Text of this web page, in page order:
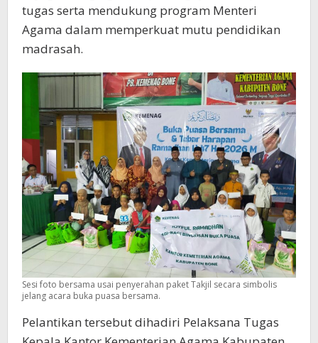
tugas serta mendukung program Menteri
Agama dalam memperkuat mutu pendidikan
madrasah.
Sesi foto bersama usai penyerahan paket Takjil secara simbolis
jelang acara buka puasa bersama.
Pelantikan tersebut dihadiri Pelaksana Tugas